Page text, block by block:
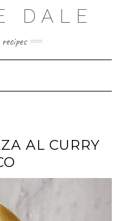
DALE
modo de navegación
AL CURRY